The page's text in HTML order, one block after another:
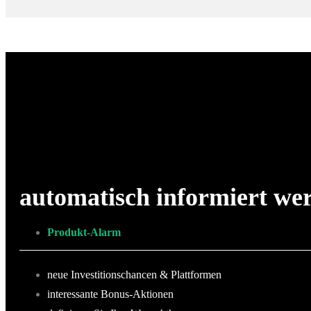
automatisch informiert
Produkt-Alarm
neue Investitionschancen & Plattformen
interessante Bonus-Aktionen